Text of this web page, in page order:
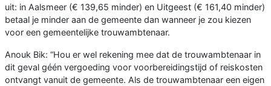
uit: in Aalsmeer (€ 139,65 minder) en Uitgeest (€ 161,40 minder)
betaal je minder aan de gemeente dan wanneer je zou kiezen
voor een gemeentelijke trouwambtenaar.
Anouk Bik: “Hou er wel rekening mee dat de trouwambtenaar in
dit geval géén vergoeding voor voorbereidingstijd of reiskosten
ontvangt vanuit de gemeente. Als de trouwambtenaar een eigen